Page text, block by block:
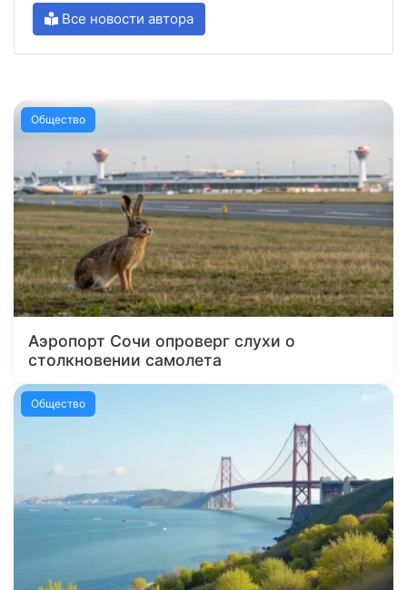
Все новости автора
Общество
Аэропорт Сочи опроверг слухи о
столкновении самолета
Общество